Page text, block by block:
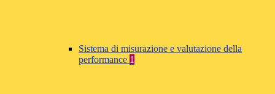
Sistema di misurazione e valutazione della
performance 1